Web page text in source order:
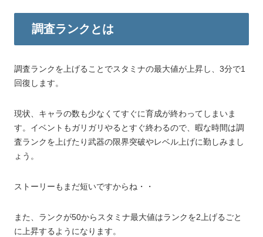
調査ランクとは
調査ランクを上げることでスタミナの最大値が上昇し、3分で1
回復します。
現状、キャラの数も少なくてすぐに育成が終わってしまいま
す。イベントもガリガリやるとすぐ終わるので、暇な時間は調
査ランクを上げたり武器の限界突破やレベル上げに勤しみまし
ょう。
ストーリーもまだ短いですからね・・
また、ランクが50からスタミナ最大値はランクを2上げるごと
に上昇するようになります。